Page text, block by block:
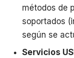
métodos de
soportados
según se
Servicios